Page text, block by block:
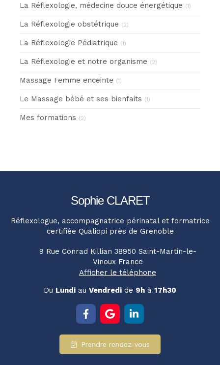
La Réflexologie, médecine douce énergétique (1)
La Réflexologie obstétrique (2)
La Réflexologie Pédiatrique (1)
La Réflexologie et notre organisme (2)
Massage Femme enceinte (1)
Le Massage bébé et ses bienfaits (1)
Mes formations (2)
Sophie CLARET
Réflexologue, accompagnatrice périnatal et formatrice
certifiée Qualiopi près de Grenoble
9 Rue Conrad Killian 38950 Saint-Martin-le-
Vinoux France
Afficher le téléphone
Du Lundi au Vendredi de 9h à 17h30
Prendre rendez-vous